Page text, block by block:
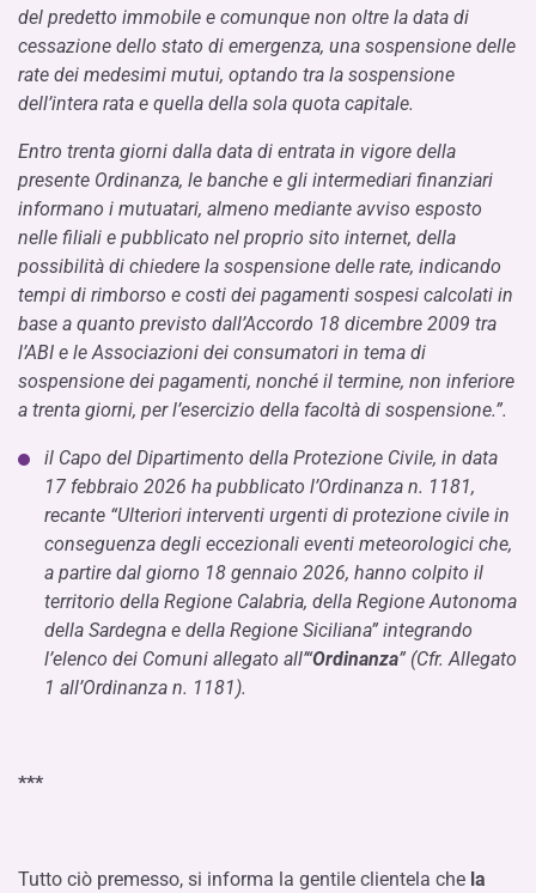
del predetto immobile e comunque non oltre la data di
cessazione dello stato di emergenza, una sospensione delle
rate dei medesimi mutui, optando tra la sospensione
dell’intera rata e quella della sola quota capitale.
Entro trenta giorni dalla data di entrata in vigore della
presente Ordinanza, le banche e gli intermediari finanziari
informano i mutuatari, almeno mediante avviso esposto
nelle filiali e pubblicato nel proprio sito internet, della
possibilità di chiedere la sospensione delle rate, indicando
tempi di rimborso e costi dei pagamenti sospesi calcolati in
base a quanto previsto dall’Accordo 18 dicembre 2009 tra
l’ABI e le Associazioni dei consumatori in tema di
sospensione dei pagamenti, nonché il termine, non inferiore
a trenta giorni, per l’esercizio della facoltà di sospensione.”.
il Capo del Dipartimento della Protezione Civile, in data
17 febbraio 2026 ha pubblicato l’Ordinanza n. 1181,
recante “Ulteriori interventi urgenti di protezione civile in
conseguenza degli eccezionali eventi meteorologici che,
a partire dal giorno 18 gennaio 2026, hanno colpito il
territorio della Regione Calabria, della Regione Autonoma
della Sardegna e della Regione Siciliana” integrando
l’elenco dei Comuni allegato all’“Ordinanza” (Cfr. Allegato
1 all’Ordinanza n. 1181).
***
Tutto ciò premesso, si informa la gentile clientela che la